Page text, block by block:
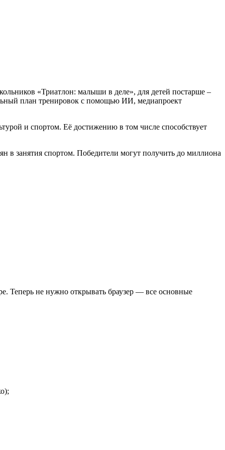
«Триатлон: малыши в деле», для детей постарше –
план тренировок с помощью ИИ, медиапроект
и спортом. Её достижению в том числе способствует
в занятия спортом. Победители могут получить до миллиона
Теперь не нужно открывать браузер — все основные